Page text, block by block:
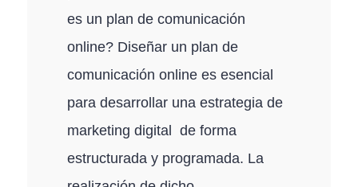
es un plan de comunicación
online? Diseñar un plan de
comunicación online es esencial
para desarrollar una estrategia de
marketing digital de forma
estructurada y programada. La